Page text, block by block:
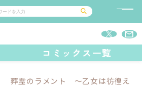
ライトノベル
文庫
ノベルス
ノベルスf
オーバーラップ広報室
コミックス一覧
葬霊のラメント ～乙女は彷徨え